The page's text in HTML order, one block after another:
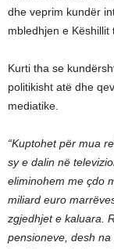
dhe veprim kundër
mbledhjen e Këshillit
Kurti tha se
politikisht atë dhe
mediatike.
“Kuptohet për mua
sy e dalin në
eliminohem me çdo
miliard euro
zgjedhjet e kaluara.
pensioneve, desh